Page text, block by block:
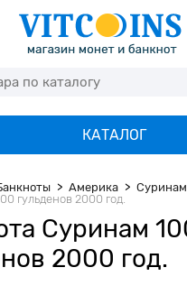
КАТАЛОГ
Америка
Суринам
гульденов 2000 год.
Суринам
2000 год.